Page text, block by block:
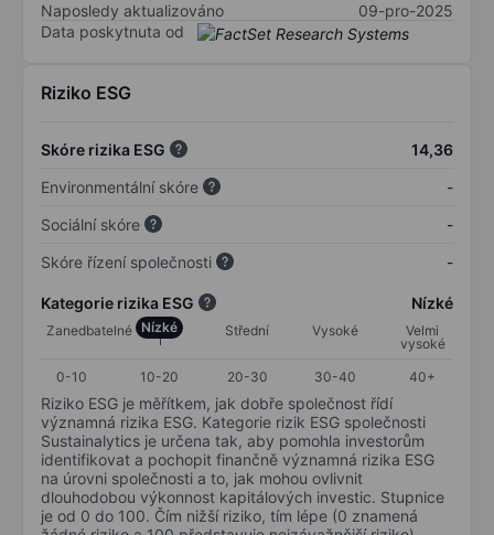
Naposledy aktualizováno
09-pro-2025
Data poskytnuta od
Riziko ESG
Skóre rizika ESG
14,36
Environmentální skóre
-
Sociální skóre
-
Skóre řízení společnosti
-
Kategorie rizika ESG Nízké
Zanedbatelné Nízké Střední Vysoké
Velmi
vysoké
0-10
10-20 20-30 30-40 40+
Riziko ESG je měřítkem, jak dobře společnost řídí
významná rizika ESG. Kategorie rizik ESG společnosti
Sustainalytics je určena tak, aby pomohla investorům
identifikovat a pochopit finančně významná rizika ESG
na úrovni společnosti a to, jak mohou ovlivnit
dlouhodobou výkonnost kapitálových investic. Stupnice
je od 0 do 100. Čím nižší riziko, tím lépe (0 znamená